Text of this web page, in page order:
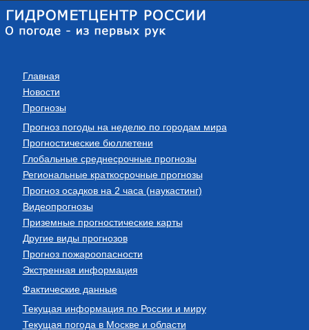
Главная
Новости
Прогнозы
Прогноз погоды на неделю по городам мира
Прогностические бюллетени
Глобальные среднесрочные прогнозы
Региональные краткосрочные прогнозы
Прогноз осадков на 2 часа (наукастинг)
Видеопрогнозы
Приземные прогностические карты
Другие виды прогнозов
Прогноз пожароопасности
Экстренная информация
Фактические данные
Текущая информация по России и миру
Текущая погода в Москве и области